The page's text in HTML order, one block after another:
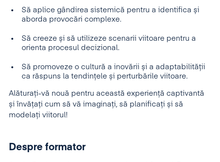
Să aplice gândirea sistemică pentru a identifica și
aborda provocări complexe.
Să creeze și să utilizeze scenarii viitoare pentru a
orienta procesul decizional.
Să promoveze o cultură a inovării și a adaptabilității
ca răspuns la tendințele și perturbările viitoare.
Alăturați-vă nouă pentru această experiență captivantă
și învățați cum să vă imaginați, să planificați și să
modelați viitorul!
Despre formator